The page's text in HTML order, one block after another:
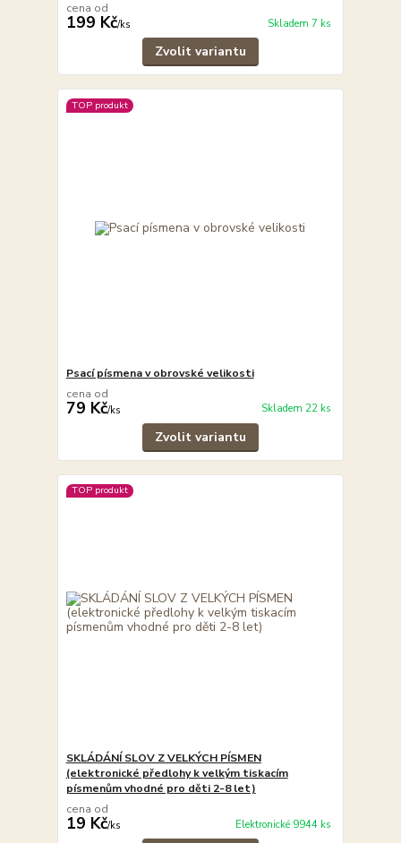
cena od
199 Kč/ks Skladem 7 ks
Zvolit variantu
TOP produkt
Psací písmena v obrovské velikosti
cena od
79 Kč/ks Skladem 22 ks
Zvolit variantu
TOP produkt
SKLÁDÁNÍ SLOV Z VELKÝCH PÍSMEN
(elektronické předlohy k velkým tiskacím
písmenům vhodné pro děti 2-8 let)
cena od
19 Kč/ks Elektronické 9944 ks